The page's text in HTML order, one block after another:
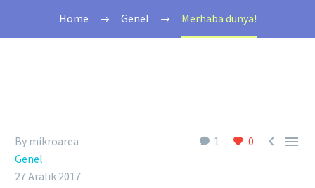
Home Genel Merhaba dünya!
1 0  
By mikroarea
Genel
27 Aralık 2017